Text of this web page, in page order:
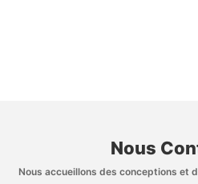
Nous
Nous accueillons des conceptions et